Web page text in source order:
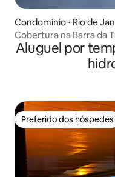
Condomínio ⋅ Rio de
Aluguel por
Preferido dos hóspedes
Preferido dos hóspedes